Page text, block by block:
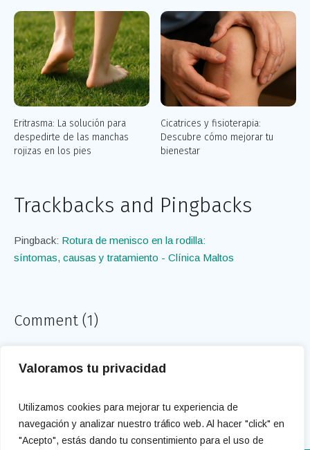
Valoramos tu privacidad
Utilizamos cookies para mejorar tu experiencia de
navegación y analizar nuestro tráfico web. Al hacer "click" en
"Acepto", estás dando tu consentimiento para el uso de
Eritrasma: La solución para
despedirte de las manchas
rojizas en los pies
Cicatrices y fisioterapia:
Descubre cómo mejorar tu
bienestar
Trackbacks and Pingbacks
Pingback: Rotura de menisco en la rodilla:
síntomas, causas y tratamiento - Clínica Maltos
Comment (1)